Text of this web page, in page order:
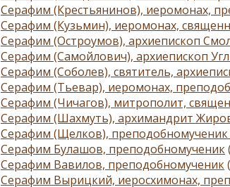
Серафим (Крестьянинов), иеромонах,
Серафим (Кузьмин), иеромонах,
Серафим (Остроумов), архиепископ
Серафим (Самойлович), архиепископ
Серафим (Соболев), святитель,
Серафим (Тьевар), иеромонах,
Серафим (Чичагов), митрополит,
Серафим (Шахмуть), архимандрит
Серафим (Щелков), преподобномученик
Серафим Булашов, преподобномученик(
Серафим Вавилов, преподобномученик(
Серафим Вырицкий, иеросхимонах,